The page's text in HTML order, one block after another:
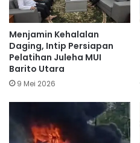
Menjamin Kehalalan
Daging, Intip Persiapan
Pelatihan Juleha MUI
Barito Utara
9 Mei 2026